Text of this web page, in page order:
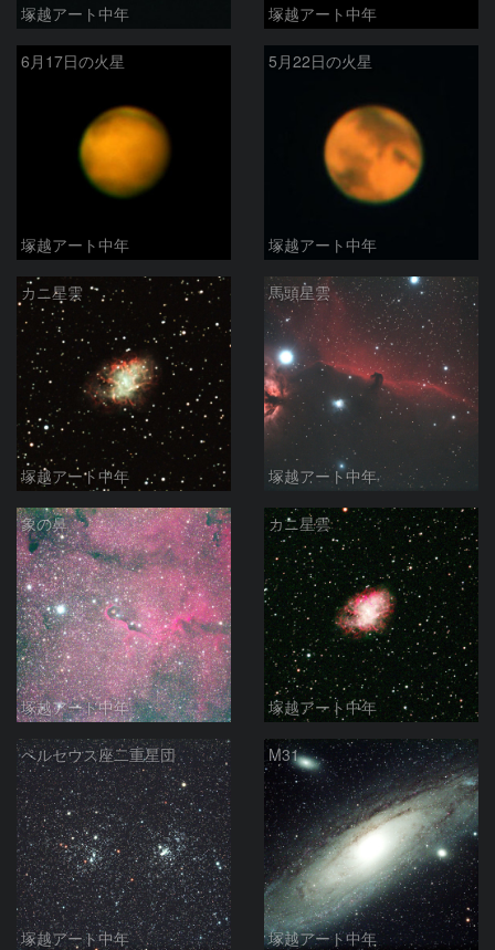
塚越アート中年 塚越アート中年
6月17日の火星
塚越アート中年
5月22日の火星
塚越アート中年
カニ星雲
塚越アート中年
馬頭星雲
塚越アート中年
象の鼻
塚越アート中年
カニ星雲
塚越アート中年
ペルセウス座二重星団
塚越アート中年
M31
塚越アート中年